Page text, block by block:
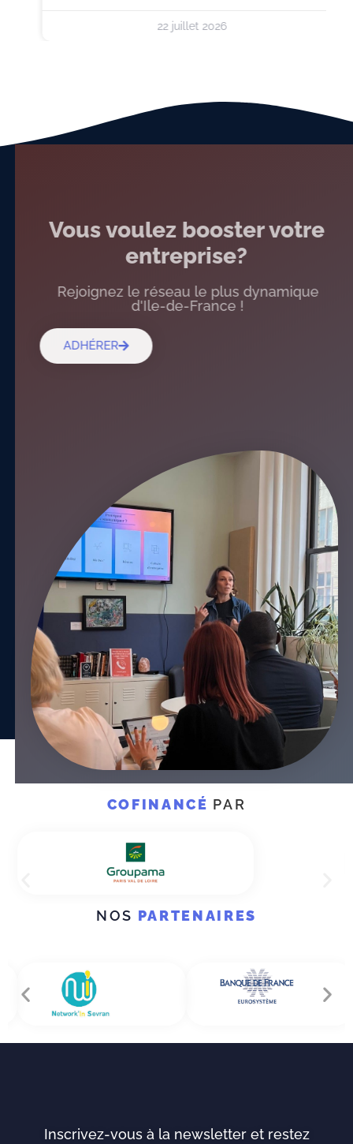
22 juillet 2026
Vous voulez booster votre
entreprise?
Rejoignez le réseau le plus dynamique
d'Ile-de-France !
ADHÉRER
COFINANCÉ PAR
NOS PARTENAIRES
Inscrivez-vous à la newsletter et restez